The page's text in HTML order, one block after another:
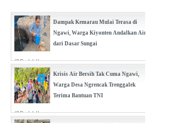
(0 Reply(s))
(0 Reply(s))